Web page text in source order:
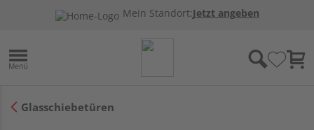
Mein Standort:Jetzt angeben
Glasschiebetüren